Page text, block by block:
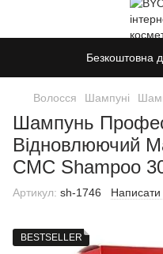
Безкоштовна
Волосся Шампуні
Шампунь
Відновлюючий
CMC Shampoo
Артикул: sh-1746 Написати
BESTSELLER